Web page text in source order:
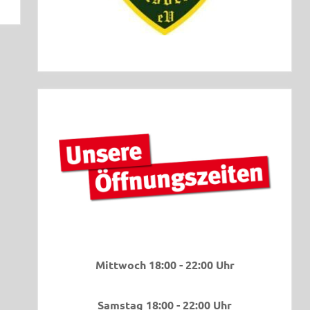
Mittwoch 18:00 - 22:00 Uhr
Samstag 18:00 - 22:00 Uhr